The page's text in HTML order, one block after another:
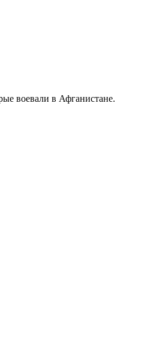
воевали в Афганистане.